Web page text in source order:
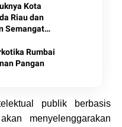
Kota
Riau dan
Semangat
81 Tahun
Rumbai
Pangan
publik berbasis
menyelenggarakan